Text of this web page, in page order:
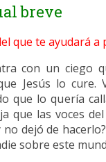
breve
que te ayudará
con un ciego
Jesús lo cure.
que lo quería
que las voces
dejó de
sobre este